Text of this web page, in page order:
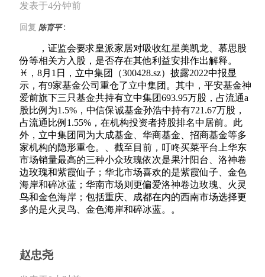
发表于4分钟前
回复 陈育平:
，证监会要求皇派家居对吸收红星美凯龙、慕思股
份等相关方入股，是否存在其他利益安排作出解释。
♓，8月1日，立中集团（300428.sz）披露2022中报显
示，有9家基金公司重仓了立中集团。其中，平安基金神
爱前旗下三只基金共持有立中集团693.95万股，占流通a
股比例为1.5%，中信保诚基金孙浩中持有721.67万股，
占流通比例1.55%，在机构投资者持股排名中居前。此
外，立中集团同为大成基金、华商基金、招商基金等多
家机构的隐形重仓。、截至目前，叮咚买菜平台上华东
市场销量最高的三种小众玫瑰依次是果汁阳台、洛神卷
边玫瑰和紫霞仙子；华北市场喜欢的是紫霞仙子、金色
海岸和碎冰蓝；华南市场则更偏爱洛神卷边玫瑰、火灵
鸟和金色海岸；包括重庆、成都在内的西南市场选择更
多的是火灵鸟、金色海岸和碎冰蓝。。
赵忠尧